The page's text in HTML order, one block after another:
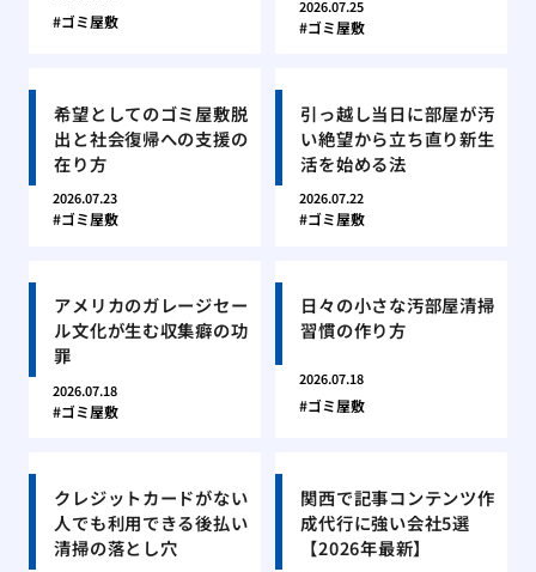
ゴミ屋敷
2026.07.25
ゴミ屋敷
希望としてのゴミ屋敷脱
出と社会復帰への支援の
在り方
2026.07.23
ゴミ屋敷
引っ越し当日に部屋が汚
い絶望から立ち直り新生
活を始める法
2026.07.22
ゴミ屋敷
アメリカのガレージセー
ル文化が生む収集癖の功
罪
2026.07.18
ゴミ屋敷
日々の小さな汚部屋清掃
習慣の作り方
2026.07.18
ゴミ屋敷
クレジットカードがない
人でも利用できる後払い
清掃の落とし穴
関西で記事コンテンツ作
成代行に強い会社5選
【2026年最新】